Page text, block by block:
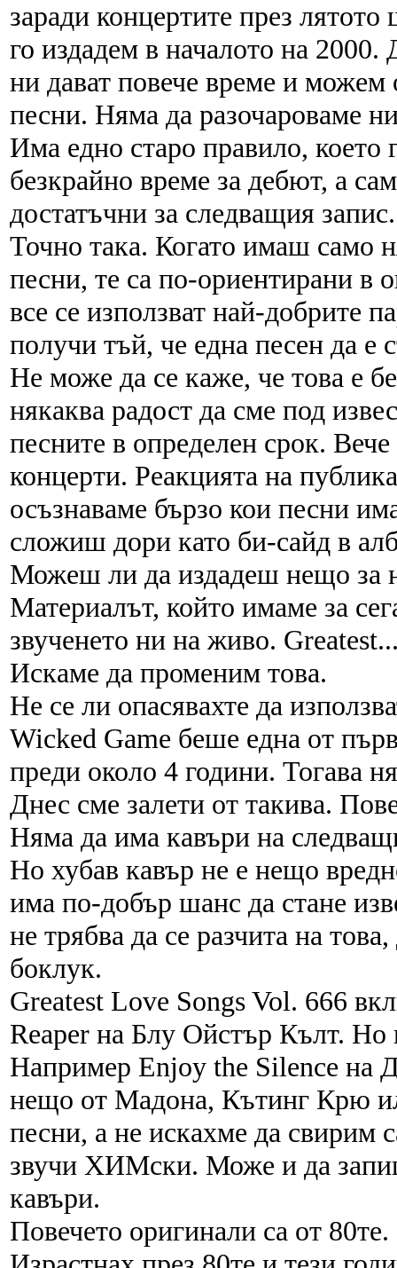
заради концертите през
го издадем в началото на
ни дават повече време и
песни. Няма да разочароваме
Има едно старо правило, което
безкрайно време за дебют, а
достатъчни за следващия запис.
Точно така. Когато имаш само
песни, те са по-ориентирани в
все се използват най-добрите
получи тъй, че една песен да е
Не може да се каже, че това е
някаква радост да сме под
песните в определен срок.
концерти. Реакцията на
осъзнаваме бързо кои песни
сложиш дори като би-сайд в
Можеш ли да издадеш нещо за
Материалът, който имаме за
звученето ни на живо.
Искаме да променим това.
Не се ли опасявахте да
Wicked Game беше една от
преди около 4 години. Тогава
Днес сме залети от такива.
Няма да има кавъри на
Но хубав кавър не е нещо
има по-добър шанс да стане
не трябва да се разчита на
боклук.
Greatest Love Songs Vol. 666
Reaper на Блу Ойстър Кълт. Но
Например Enjoy the Silence на
нещо от Мадона, Кътинг Крю
песни, а не искахме да свирим
звучи ХИМски. Може и да
кавъри.
Повечето оригинали са от 80те.